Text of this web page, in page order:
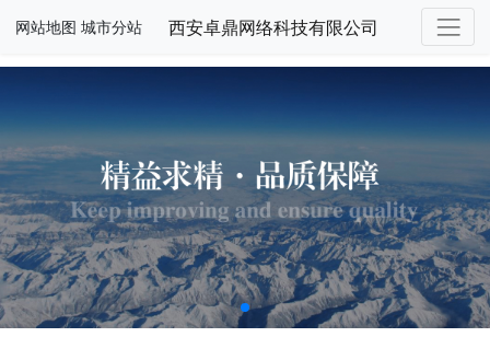
网站地图 城市分站 西安卓鼎网络科技有限公司